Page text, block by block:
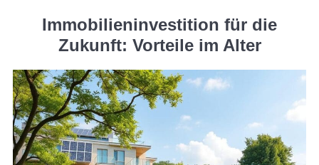
Immobilieninvestition für die
Zukunft: Vorteile im Alter